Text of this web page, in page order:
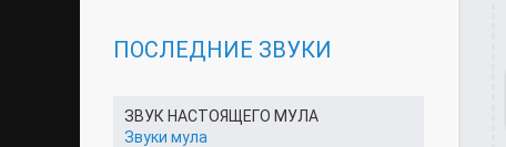
ПОСЛЕДНИЕ ЗВУКИ
ЗВУК НАСТОЯЩЕГО МУЛА
Звуки мула